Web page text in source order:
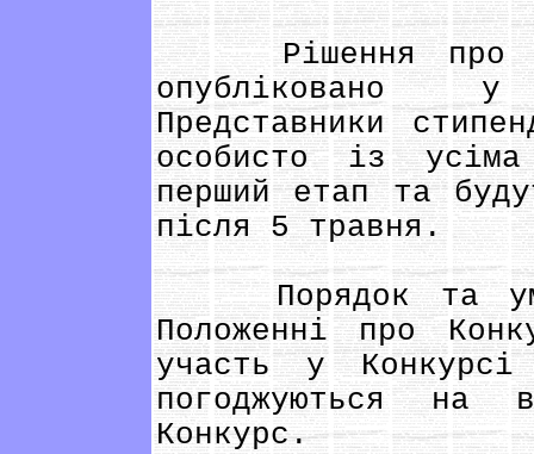
Рішення про
опубліковано
Представники
особисто із
перший етап та
після 5 травня.
Порядок та
Положенні про
участь у
погоджуються на
Конкурс.